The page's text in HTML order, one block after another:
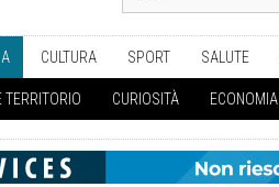
CULTURA SPORT SALUTE
TERRITORIO CURIOSITÀ ECONOMIA